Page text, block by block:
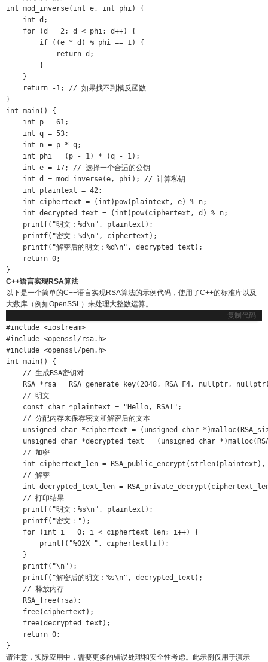
int mod_inverse(int e, int phi) {
int d;
for (d = 2; d < phi; d++) {
if ((e * d) % phi == 1) {
return d;
}
}
return -1; // 如果找不到模反函数
}
int main() {
int p = 61;
int q = 53;
int n = p * q;
int phi = (p - 1) * (q - 1);
int e = 17; // 选择一个合适的公钥
int d = mod_inverse(e, phi); // 计算私钥
int plaintext = 42;
int ciphertext = (int)pow(plaintext, e) % n;
int decrypted_text = (int)pow(ciphertext, d) % n;
printf("明文：%d\n", plaintext);
printf("密文：%d\n", ciphertext);
printf("解密后的明文：%d\n", decrypted_text);
return 0;
}
C++语言实现RSA算法
以下是一个简单的C++语言实现RSA算法的示例代码，使用了C++的标准库以及
大数库（例如OpenSSL）来处理大整数运算。
复制代码
#include <iostream>
#include <openssl/rsa.h>
#include <openssl/pem.h>
int main() {
// 生成RSA密钥对
RSA *rsa = RSA_generate_key(2048, RSA_F4, nullptr,
// 明文
const char *plaintext = "Hello, RSA!";
// 分配内存来保存密文和解密后的文本
unsigned char *ciphertext = (unsigned char
unsigned char *decrypted_text = (unsigned char
// 加密
int ciphertext_len = RSA_public_encrypt(strlen(plaintext),
// 解密
int decrypted_text_len = RSA_private_decrypt(ciphertext_len,
// 打印结果
printf("明文：%s\n", plaintext);
printf("密文：");
for (int i = 0; i < ciphertext_len; i++) {
printf("%02X ", ciphertext[i]);
}
printf("\n");
printf("解密后的明文：%s\n", decrypted_text);
// 释放内存
RSA_free(rsa);
free(ciphertext);
free(decrypted_text);
return 0;
}
请注意，实际应用中，需要更多的错误处理和安全性考虑。此示例仅用于演示